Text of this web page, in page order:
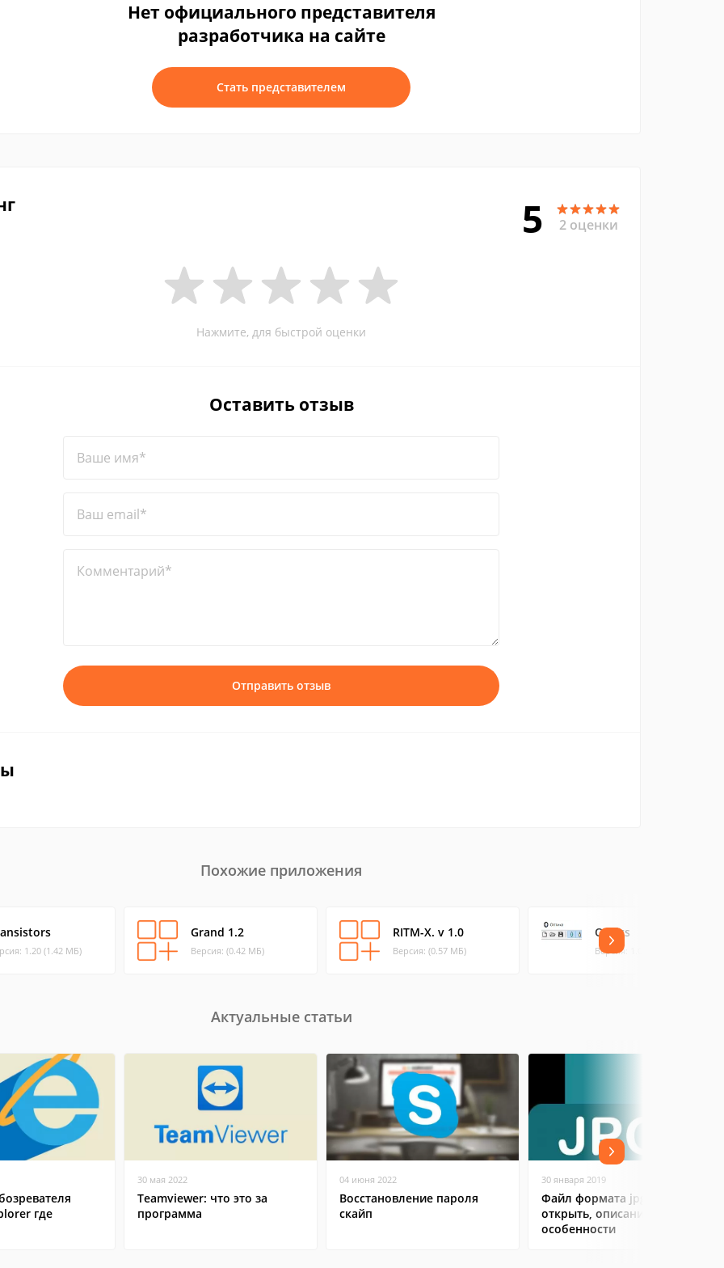
Нет официального представителя
разработчика на сайте
Стать представителем
5 2 оценки
Нажмите, для быстрой оценки
Оставить отзыв
Ваше имя*
Ваш email*
Комментарий*
Отправить отзыв
Похожие приложения
1.20 (1.42 МБ)
Grand 1.2
Версия: (0.42 МБ)
RITM-X. v 1.0
Версия: (0.57 МБ)
Optics
Версия: 1.0 (0.2 МБ)
Актуальные статьи
где
30 мая 2022
Teamviewer: что это за
программа
04 июня 2022
Восстановление пароля
скайп
30 января 2019
Файл формата jpg: чем
открыть, описание,
особенности